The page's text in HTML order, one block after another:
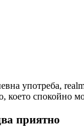
употреба,
което спокойно
приятно